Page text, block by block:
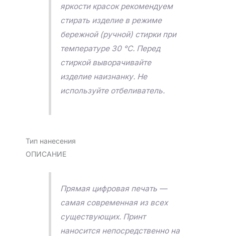
яркости красок рекомендуем
стирать изделие в режиме
бережной (ручной) стирки при
температуре 30 °C. Перед
стиркой выворачивайте
изделие наизнанку. Не
используйте отбеливатель.
Тип нанесения
ОПИСАНИЕ
Прямая цифровая печать —
самая современная из всех
существующих. Принт
наносится непосредственно на